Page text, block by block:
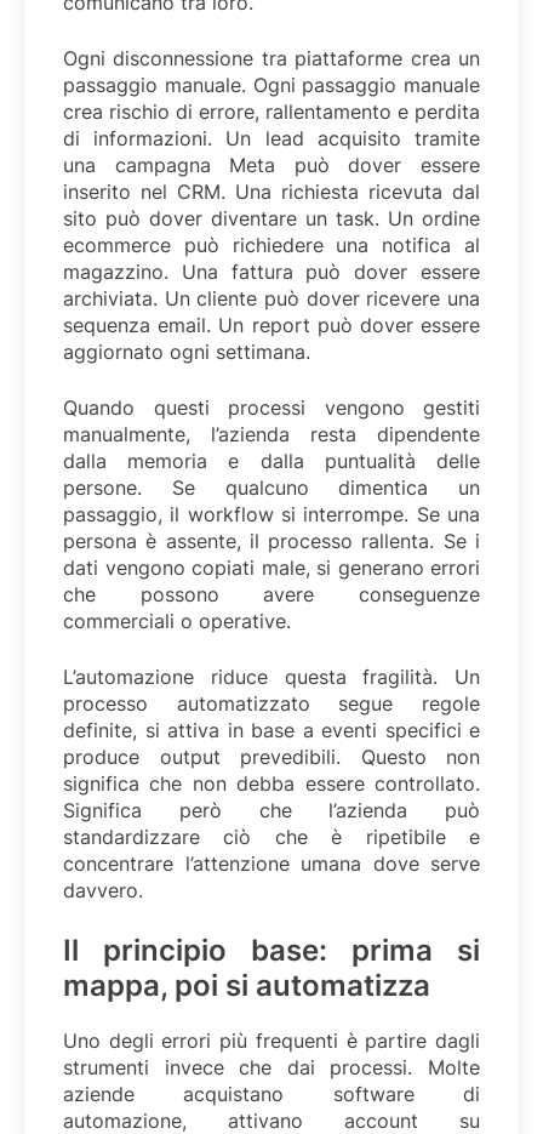
Ogni disconnessione tra piattaforme crea un
passaggio manuale. Ogni passaggio manuale
crea rischio di errore, rallentamento e perdita
di informazioni. Un lead acquisito tramite
una campagna Meta può dover essere
inserito nel CRM. Una richiesta ricevuta dal
sito può dover diventare un task. Un ordine
ecommerce può richiedere una notifica al
magazzino. Una fattura può dover essere
archiviata. Un cliente può dover ricevere una
sequenza email. Un report può dover essere
aggiornato ogni settimana.
Quando questi processi vengono gestiti
manualmente, l’azienda resta dipendente
dalla memoria e dalla puntualità delle
persone. Se qualcuno dimentica un
passaggio, il workflow si interrompe. Se una
persona è assente, il processo rallenta. Se i
dati vengono copiati male, si generano errori
che possono avere conseguenze
commerciali o operative.
L’automazione riduce questa fragilità. Un
processo automatizzato segue regole
definite, si attiva in base a eventi specifici e
produce output prevedibili. Questo non
significa che non debba essere controllato.
Significa però che l’azienda può
standardizzare ciò che è ripetibile e
concentrare l’attenzione umana dove serve
davvero.
Il principio base: prima si
mappa, poi si automatizza
Uno degli errori più frequenti è partire dagli
strumenti invece che dai processi. Molte
aziende acquistano software di
automazione, attivano account su